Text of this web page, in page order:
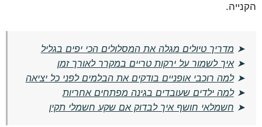
הקנייה.
➤ מדריך טיולים מגלה את המסלולים הכי יפים בגליל
➤איך לשמור על ירקות טריים במקרר לאורך זמן
➤למה רוכבי אופניים בודקים את הבלמים לפני כל יציאה
➤למה ילדים שעובדים בגינה מפתחים אחריות
➤ חשמלאי חושף איך לבדוק אם שקע חשמלי תקין